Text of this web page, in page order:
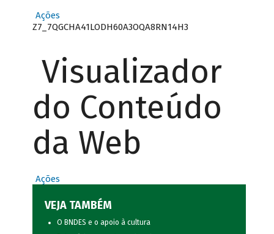
Ações
Z7_7QGCHA41LODH60A3OQA8RN14H3
Visualizador
do Conteúdo
da Web
Ações
VEJA TAMBÉM
O BNDES e o apoio à cultura